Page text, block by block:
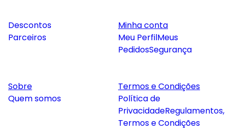
Descontos
Parceiros
Minha conta
Meu PerfilMeus
PedidosSegurança
Sobre
Quem somos
Termos e Condições
Política de
PrivacidadeRegulamentos,
Termos e Condições